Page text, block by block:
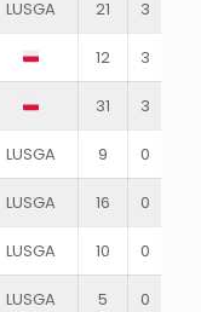
LUSGA 21 3
12 3
31 3
LUSGA 9 0
LUSGA 16 0
LUSGA 10 0
LUSGA 5 0